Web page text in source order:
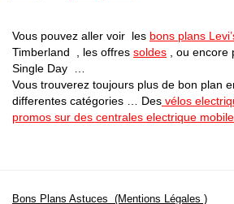
Vous pouvez aller voir les bons plans
Timberland , les offres soldes , ou encore
Single Day …
Vous trouverez toujours plus de bon plan
differentes catégories … Des vélos
promos sur des centrales electrique
Bons Plans Astuces (Mentions Légales )